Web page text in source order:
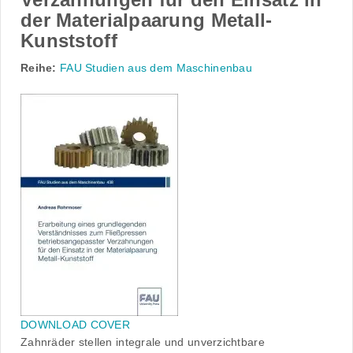
der Materialpaarung Metall-
Kunststoff
Reihe: FAU Studien aus dem Maschinenbau
DOWNLOAD COVER
Zahnräder stellen integrale und unverzichtbare